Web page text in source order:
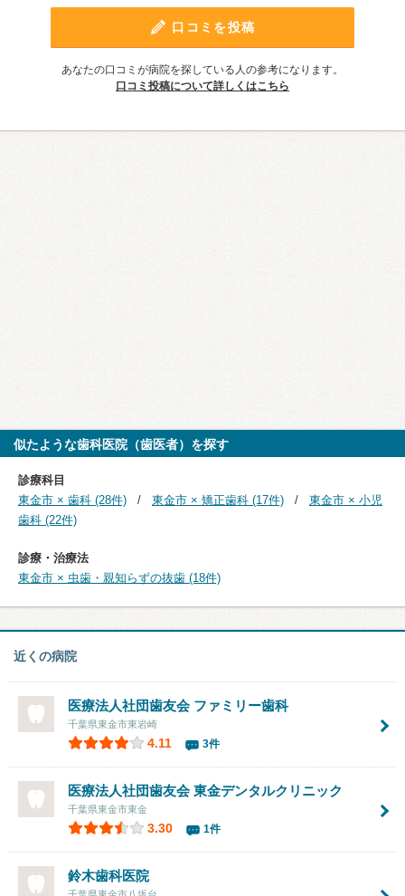
口コミを投稿
あなたの口コミが病院を探している人の参考になります。
口コミ投稿について詳しくはこちら
似たような歯科医院（歯医者）を探す
診療科目
東金市 × 歯科 (28件)
東金市 × 矯正歯科 (17件)
東金市 × 小児
歯科 (22件)
診療・治療法
東金市 × 虫歯・親知らずの抜歯 (18件)
近くの病院
医療法人社団歯友会 ファミリー歯科
千葉県東金市東岩崎
4.11 3件
医療法人社団歯友会東金デンタルクリニック
千葉県東金市東金
3.30 1件
鈴木歯科医院